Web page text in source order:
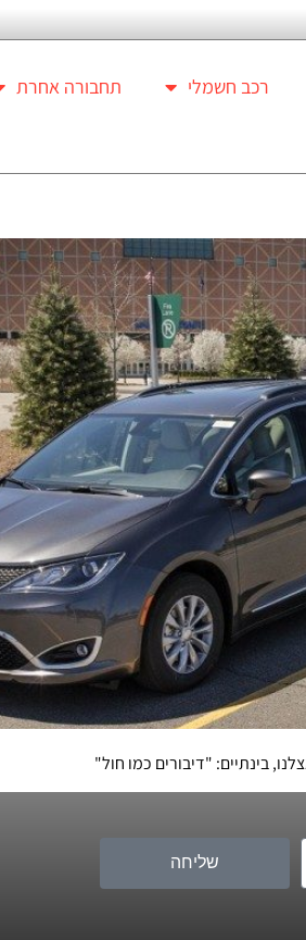
רכב חשמלי
תחבורה אחרת
בינתיים: "דיבורים כמו חול"
שליחה